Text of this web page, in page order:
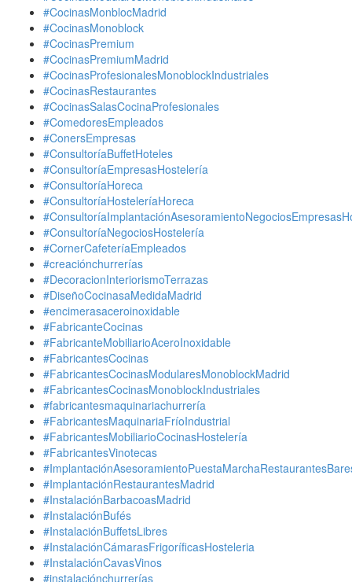
#CocinasMonblocMadrid
#CocinasMonoblock
#CocinasPremium
#CocinasPremiumMadrid
#CocinasProfesionalesMonoblockIndustriales
#CocinasRestaurantes
#CocinasSalasCocinaProfesionales
#ComedoresEmpleados
#ConersEmpresas
#ConsultoríaBuffetHoteles
#ConsultoríaEmpresasHostelería
#ConsultoríaHoreca
#ConsultoríaHosteleríaHoreca
#ConsultoríaNegociosHostelería
#CornerCafeteríaEmpleados
#creaciónchurrerías
#DecoracionInteriorismoTerrazas
#DiseñoCocinasaMedidaMadrid
#encimerasaceroinoxidable
#FabricanteCocinas
#FabricanteMobiliarioAceroInoxidable
#FabricantesCocinas
#FabricantesCocinasModularesMonoblockMadrid
#FabricantesCocinasMonoblockIndustriales
#fabricantesmaquinariachurrería
#FabricantesMaquinariaFríoIndustrial
#FabricantesMobiliarioCocinasHostelería
#FabricantesVinotecas
#ImplantaciónRestaurantesMadrid
#InstalaciónBarbacoasMadrid
#InstalaciónBufés
#InstalaciónBuffetsLibres
#InstalaciónCámarasFrigoríficasHosteleria
#InstalaciónCavasVinos
#instalaciónchurrerías